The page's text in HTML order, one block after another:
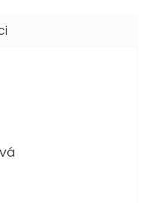
5 z 5 hvězdiček.
5 z 5 hvězdiček.